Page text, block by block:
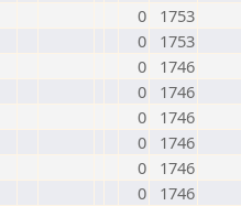
0
1753
0
1753
0
1746
0
1746
0
1746
0
1746
0
1746
0
1746